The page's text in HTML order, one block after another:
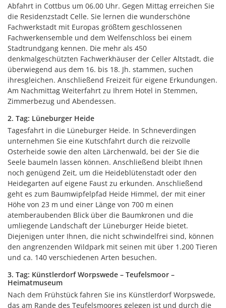
Abfahrt in Cottbus um 06.00 Uhr. Gegen Mittag erreichen Sie
die Residenzstadt Celle. Sie lernen die wunderschöne
Fachwerkstadt mit Europas größtem geschlossenen
Fachwerkensemble und dem Welfenschloss bei einem
Stadtrundgang kennen. Die mehr als 450
denkmalgeschützten Fachwerkhäuser der Celler Altstadt, die
überwiegend aus dem 16. bis 18. Jh. stammen, suchen
ihresgleichen. Anschließend Freizeit für eigene Erkundungen.
Am Nachmittag Weiterfahrt zu Ihrem Hotel in Stemmen,
Zimmerbezug und Abendessen.
2. Tag: Lüneburger Heide
Tagesfahrt in die Lüneburger Heide. In Schneverdingen
unternehmen Sie eine Kutschfahrt durch die reizvolle
Osterheide sowie den alten Lärchenwald, bei der Sie die
Seele baumeln lassen können. Anschließend bleibt Ihnen
noch genügend Zeit, um die Heideblütenstadt oder den
Heidegarten auf eigene Faust zu erkunden. Anschließend
geht es zum Baumwipfelpfad Heide Himmel, der mit einer
Höhe von 23 m und einer Länge von 700 m einen
atemberaubenden Blick über die Baumkronen und die
umliegende Landschaft der Lüneburger Heide bietet.
Diejenigen unter Ihnen, die nicht schwindelfrei sind, können
den angrenzenden Wildpark mit seinen mit über 1.200 Tieren
und ca. 140 verschiedenen Arten besuchen.
3. Tag: Künstlerdorf Worpswede – Teufelsmoor –
Heimatmuseum
Nach dem Frühstück fahren Sie ins Künstlerdorf Worpswede,
das am Rande des Teufelsmoores gelegen ist und durch die